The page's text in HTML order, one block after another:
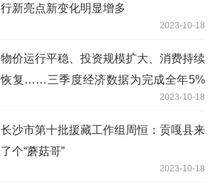
行新亮点新变化明显增多
2023-10-18
物价运行平稳、投资规模扩大、消费持续
恢复……三季度经济数据为完成全年5%
2023-10-18
长沙市第十批援藏工作组周恒：贡嘎县来
了个“蘑菇哥”
2023-10-18